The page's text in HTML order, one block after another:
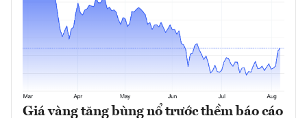
Giá vàng tăng bùng nổ trước thềm báo cáo